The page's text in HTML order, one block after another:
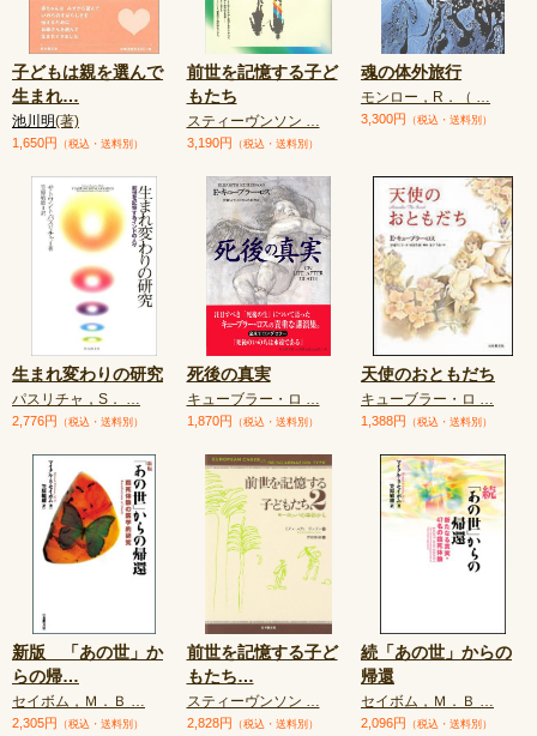
子どもは親を選んで
生まれ…
池川明(著)
1,650円 （税込・送料別）
前世を記憶する子ど
もたち
スティーヴンソン …
3,190円 （税込・送料別）
魂の体外旅行
モンロー，R．（ …
3,300円 （税込・送料別）
生まれ変わりの研究
パスリチャ，S． …
2,776円 （税込・送料別）
死後の真実
キューブラー・ロ …
1,870円 （税込・送料別）
天使のおともだち
キューブラー・ロ …
1,388円 （税込・送料別）
新版 「あの世」か
らの帰…
セイボム，Ｍ．Ｂ …
2,305円 （税込・送料別）
前世を記憶する子ど
もたち…
スティーヴンソン …
2,828円 （税込・送料別）
続「あの世」からの
帰還
セイボム，Ｍ．Ｂ …
2,096円 （税込・送料別）